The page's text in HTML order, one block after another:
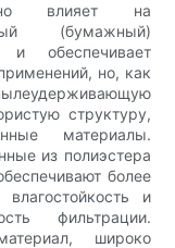
влияет на
(бумажный)
и обеспечивает
но, как
структуру,
материалы.
из полиэстера
более
и
фильтрации.
широко